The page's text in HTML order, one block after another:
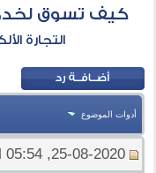
كيف تسوق
التجارة
أدوات الموضوع
25-08-2020, 05:54 AM